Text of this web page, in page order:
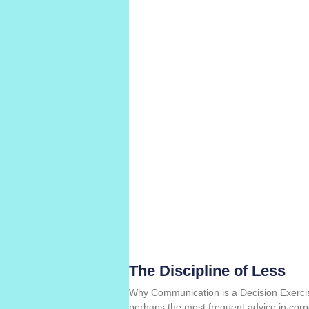
The Discipline of Less
Why Communication is a Decision
perhaps the most frequent advice in